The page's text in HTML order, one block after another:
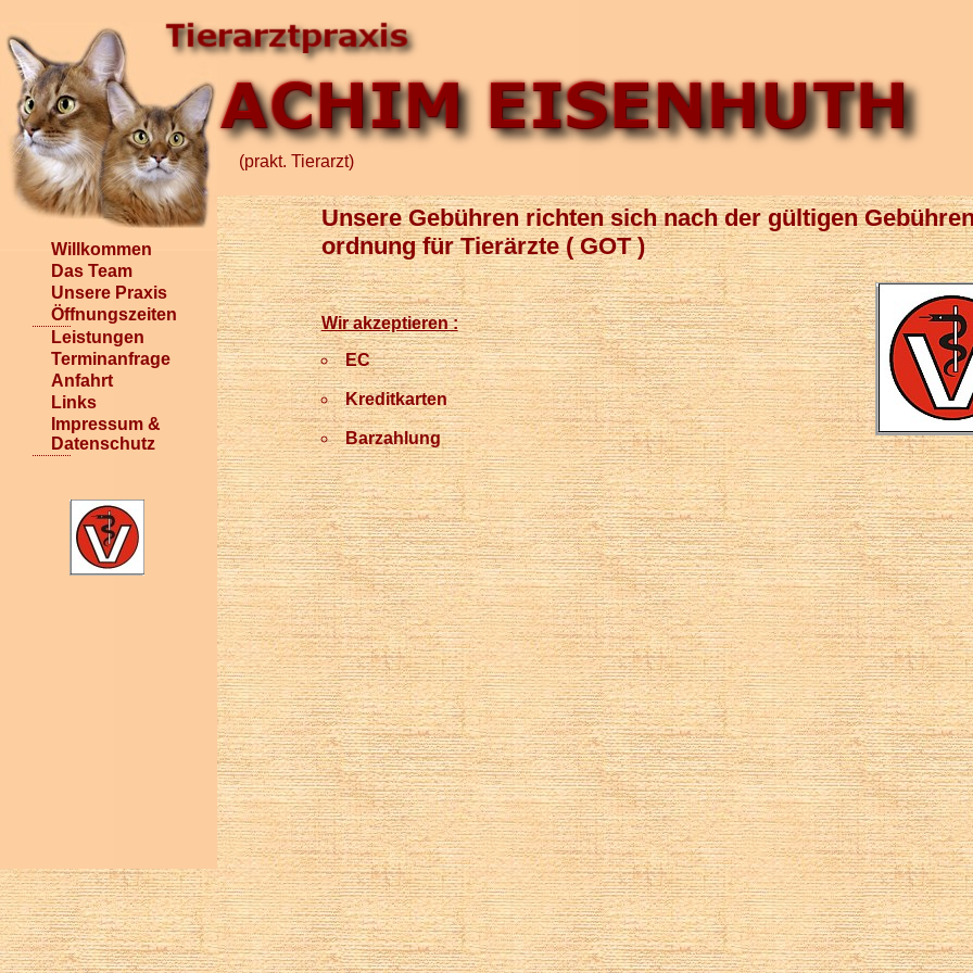
(prakt. Tierarzt)
Willkommen
Das Team
Unsere Praxis
Öffnungszeiten
Leistungen
Terminanfrage
Anfahrt
Links
Impressum &
Datenschutz
Unsere Gebühren richten sich nach der gültigen
ordnung für Tierärzte ( GOT )
Wir akzeptieren :
EC
Kreditkarten
Barzahlung